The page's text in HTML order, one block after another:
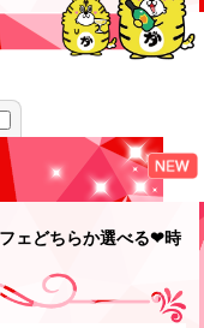
ェどちらか選べる❤時